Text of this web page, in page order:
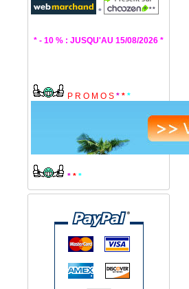
*
* - 10 % : JUSQU'AU 15/08/2026 *
P R O M O S * * *
* * *